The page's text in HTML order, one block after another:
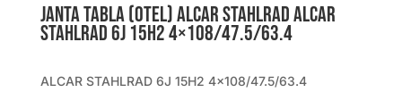
Janta tabla (otel) ALCAR STAHLRAD ALCAR
STAHLRAD 6J 15H2 4×108/47.5/63.4
ALCAR STAHLRAD 6J 15H2 4×108/47.5/63.4